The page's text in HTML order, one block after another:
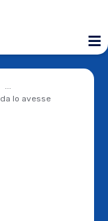
...
lo avesse